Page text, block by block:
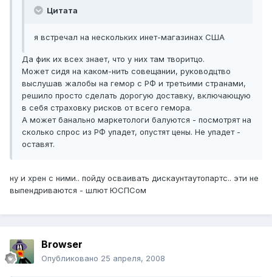
Цитата
я встречал на нескольких инет-магазинах США
Да фик их всех знает, что у них там творитцо.
Может сидя на каком-нить совещании, руководцтво
выслушав жалобы на гемор с РФ и третьими странами,
решило просто сделать дорогую доставку, включающую
в себя страховку рисков от всего гемора.
А может банально маркетологи балуются - посмотрят на
сколько спрос из РФ упадет, опустят цены. Не упадет -
оставят.
ну и хрен с ними.. пойду осваивать дискаунтаутопартс.. эти не
выпендриваются - шлют ЮСПСом
Browser
Опубликовано 25 апреля, 2008